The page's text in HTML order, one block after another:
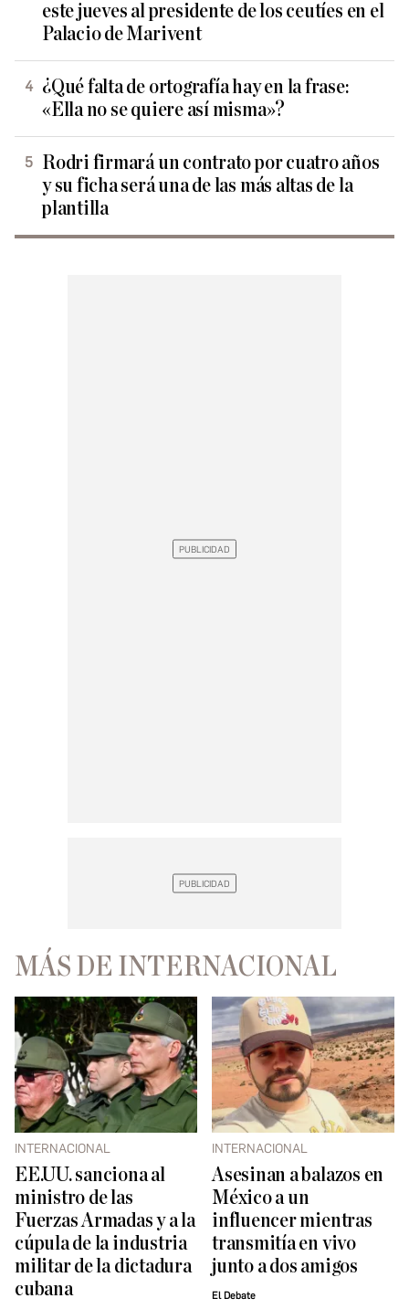
este jueves al presidente de los ceutíes en el
Palacio de Marivent
¿Qué falta de ortografía hay en la frase:
«Ella no se quiere así misma»?
Rodri firmará un contrato por cuatro años
y su ficha será una de las más altas de la
plantilla
MÁS DE INTERNACIONAL
INTERNACIONAL
EE.UU. sanciona al
ministro de las
Fuerzas Armadas y a la
cúpula de la industria
militar de la dictadura
cubana
INTERNACIONAL
Asesinan a balazos en
México a un
influencer mientras
transmitía en vivo
junto a dos amigos
El Debate